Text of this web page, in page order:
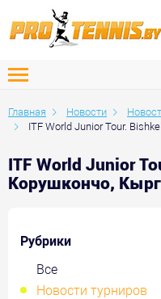
Главная Новости
ITF World Junior Tour.
ITF World Junior
Корушкончо,
Рубрики
Все
Новости турниров